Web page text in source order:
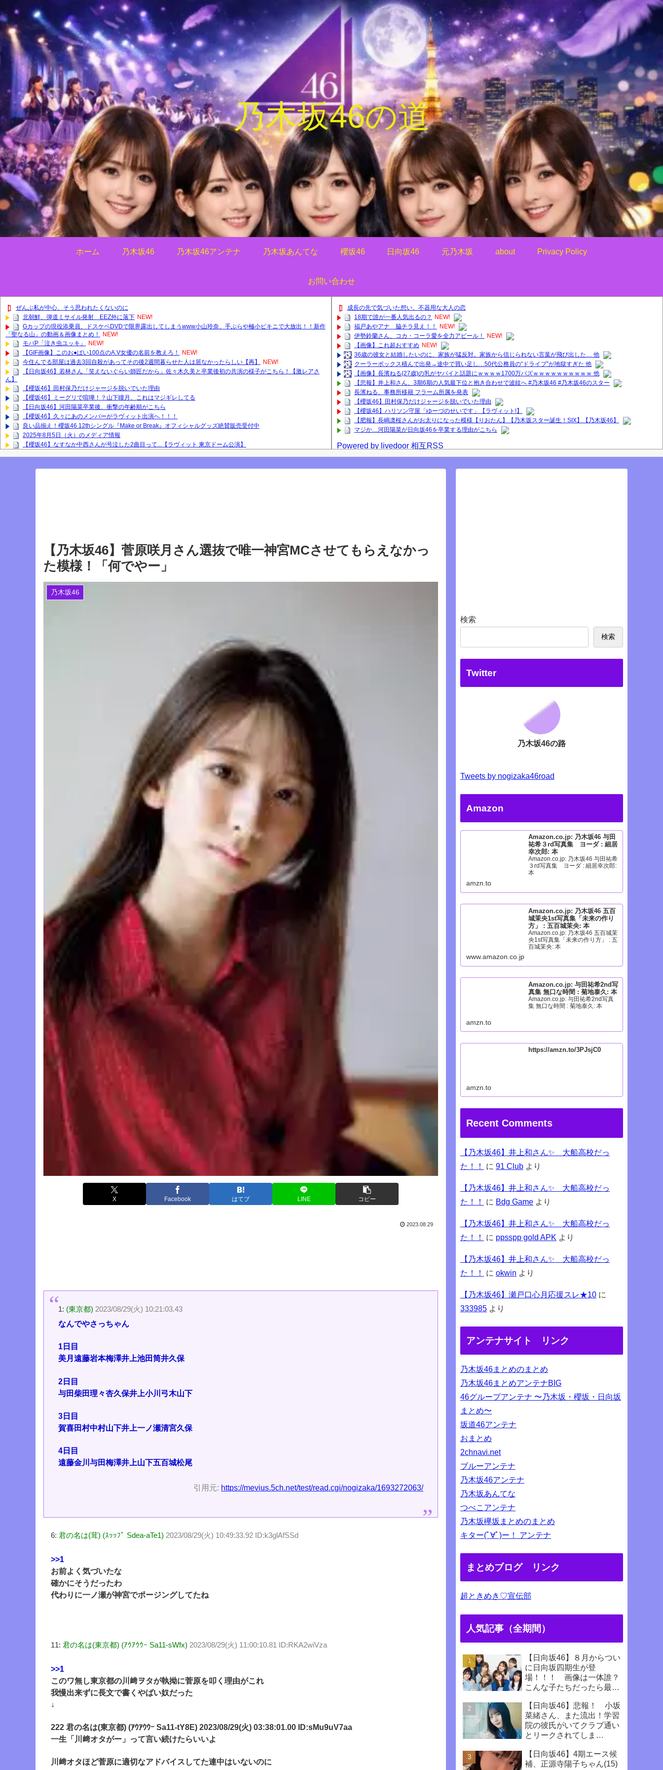
乃木坂46の道
ホーム 乃木坂46 乃木坂46アンテナ 乃木坂あんてな 櫻坂46 日向坂46 元乃木坂 about Privacy Policy
お問い合わせ
ぜんぶ私が中心、そう思われたくないのに
北朝鮮、弾道ミサイル発射 EEZ外に落下 NEW!
Gカップの現役添乗員、ドスケベDVDで限界露出してしまうwww小山玲奈、手ぶらや極小ビキニで大放出！！新作
「聖なる山」の動画＆画像まとめ！
NEW!
モバP「泣き虫ユッキ」
NEW!
【GIF画像】このお●ぱい100点のA.V女優の名前を教えろ！
NEW!
今住んでる部屋は過去3回自殺があってその後2週間暮らせた人は居なかったらしい【再】
NEW!
【日向坂46】若林さん「笑えないぐらい師匠だから」佐々木久美と卒業後初の共演の様子がこちら！【激レアさ
ん】
【櫻坂46】田村保乃だけジャージを脱いでいた理由
【櫻坂46】ミーグリで喧嘩！？山下瞳月、これはマジギレしてる
【日向坂46】河田陽菜卒業後、衝撃の年齢順がこちら
【櫻坂46】久々にあのメンバーがラヴィット出演へ！！！
良い品揃え！櫻坂46 12thシングル『Make or Break』オフィシャルグッズ絶賛販売受付中
2025年8月5日（火）のメディア情報
【櫻坂46】なすなか中西さんが号泣した2曲目って...【ラヴィット 東京ドーム公演】
「咲月と楽しくお話しました☺️ 聞いてねー」佐藤璃果ブログ更新！ 菅原咲月との2ショットを公開！【乃木坂46】
成長の先で気づいた想い、不器用な大人の恋
18期で誰が一番人気出るの？
NEW!
福戸あやアナ 脇チラ見え！！
NEW!
伊勢鈴蘭さん、コカ・コーラ愛を全力アピール！
NEW!
【画像】これ超おすすめ NEW!
36歳の彼女と結婚したいのに、家族が猛反対。家族から信じられない言葉が飛び出した… 他
クーラーボックス積んで出発→途中で買い足し…50代公務員の“ドライブ”が地獄すぎた 他
【画像】長濱ねる(27歳)の乳がヤバイと話題にｗｗｗｗ1700万バズｗｗｗｗｗｗｗｗｗｗ 他
【悲報】井上和さん、3期6期の人気最下位と抱き合わせで波紋へ #乃木坂46 #乃木坂46のスター
長濱ねる、事務所移籍 フラーム所属を発表
【櫻坂46】田村保乃だけジャージを脱いでいた理由
【櫻坂46】ハリソン守屋「ゆーづのせいです」【ラヴィット!】
【肥報】長嶋凛桜さんがお太りになった模様【りおたん】【乃木坂スター誕生！SIX】【乃木坂46】
マジか…河田陽菜が日向坂46を卒業する理由がこちら
Powered by livedoor 相互RSS
【乃木坂46】菅原咲月さん選抜で唯一神宮MCさせてもらえなかっ
た模様！「何でやー」
乃木坂46
X Facebook はてブ LINE コピー
2023.08.29
1: (東京都) 2023/08/29(火) 10:21:03.43
なんでやさっちゃん
1日目
美月遠藤岩本梅澤井上池田筒井久保
2日目
与田柴田理々杏久保井上小川弓木山下
3日目
賀喜田村中村山下井上一ノ瀬清宮久保
4日目
遠藤金川与田梅澤井上山下五百城松尾
引用元: https://mevius.5ch.net/test/read.cgi/nogizaka/1693272063/
6: 君の名は(茸) (ｽｯｯﾌﾟ Sdea-aTe1) 2023/08/29(火) 10:49:33.92 ID:k3glAfSSd
>>1
お前よく気づいたな
確かにそうだったわ
代わりに一ノ瀬が神宮でポージングしてたね
11: 君の名は(東京都) (ｱｳｱｳｳｰ Sa11-sWfx) 2023/08/29(火) 11:00:10.81 ID:RKA2wiVza
>>1
このワ無し東京都の川﨑ヲタが執拗に菅原を叩く理由がこれ
我慢出来ずに長文で書くやばい奴だった
↓
222 君の名は(東京都) (ｱｳｱｳｳｰ Sa11-tY8E) 2023/08/29(火) 03:38:01.00 ID:sMu9uV7aa
一生「川﨑オタがー」って言い続けたらいいよ
川﨑オタほど菅原に適切なアドバイスしてた連中はいないのに
検索
検索
Twitter
乃木坂46の路
Tweets by nogizaka46road
Amazon
Amazon.co.jp: 乃木坂46 与田
祐希３rd写真集 ヨーダ : 細居
幸次郎: 本
Amazon.co.jp: 乃木坂46 与田祐希
３rd写真集 ヨーダ : 細居幸次郎:
本
amzn.to
Amazon.co.jp: 乃木坂46 五百
城茉央1st写真集「未来の作り
方」 : 五百城茉央: 本
Amazon.co.jp: 乃木坂46 五百城茉
央1st写真集「未来の作り方」 : 五
百城茉央: 本
www.amazon.co.jp
Amazon.co.jp: 与田祐希2nd写
真集 無口な時間 : 菊地泰久: 本
Amazon.co.jp: 与田祐希2nd写真
集 無口な時間 : 菊地泰久: 本
amzn.to
https://amzn.to/3PJsjC0
amzn.to
Recent Comments
【乃木坂46】井上和さん✨ 大船高校だっ
た！！
に 91 Club より
【乃木坂46】井上和さん✨ 大船高校だっ
た！！
に Bdg Game より
【乃木坂46】井上和さん✨ 大船高校だっ
た！！
に ppsspp gold APK より
【乃木坂46】井上和さん✨ 大船高校だっ
た！！
に okwin より
【乃木坂46】瀬戸口心月応援スレ★10 に
333985 より
アンテナサイト リンク
乃木坂46まとめのまとめ
乃木坂46まとめアンテナBIG
46グループアンテナ 〜乃木坂・櫻坂・日向坂
まとめ〜
坂道46アンテナ
おまとめ
2chnavi.net
ブルーアンテナ
乃木坂46アンテナ
乃木坂あんてな
つべこアンテナ
乃木坂欅坂まとめのまとめ
キター(ﾟ∀ﾟ)ー！ アンテナ
まとめブログ リンク
超ときめき♡宣伝部
人気記事（全期間）
【日向坂46】８月からつい
に日向坂四期生が登
場！！！ 画像は一体誰？
こんな子たちだったら最高
【日向坂46】悲報！ 小坂
菜緒さん、また流出！学習
院の彼氏がいてクラブ通い
とリークされてしま
【日向坂46】4期エース候
補、正源寺陽子ちゃん(15)